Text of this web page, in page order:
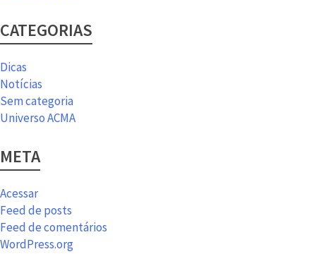
CATEGORIAS
Dicas
Notícias
Sem categoria
Universo ACMA
META
Acessar
Feed de posts
Feed de comentários
WordPress.org